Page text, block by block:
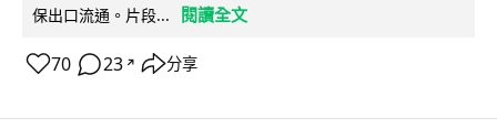
保出口流通。片段...
閱讀全文
70 23 ↗ 分享